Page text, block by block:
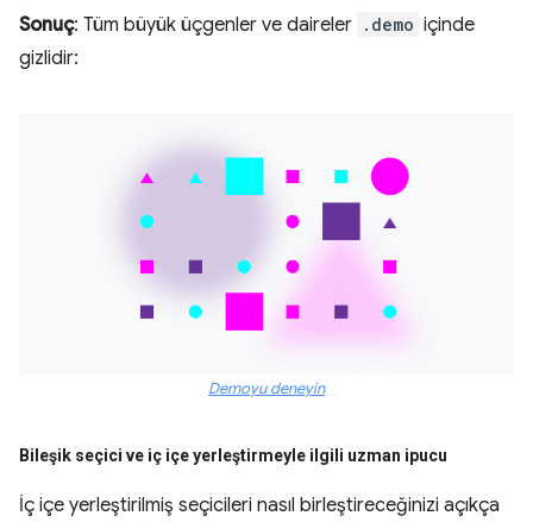
Sonuç: Tüm büyük üçgenler ve daireler .demo içinde
gizlidir:
Demoyu deneyin
Bileşik seçici ve iç içe yerleştirmeyle ilgili uzman ipucu
İç içe yerleştirilmiş seçicileri nasıl birleştireceğinizi açıkça